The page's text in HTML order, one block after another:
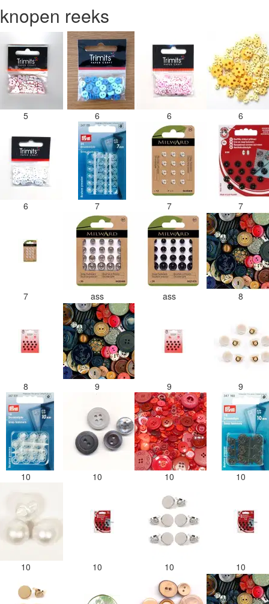
knopen reeks
5 6 6 6
6 7 7 7
7 ass ass 8
8 9 9 9
10 10 10 10
10 10 10 10